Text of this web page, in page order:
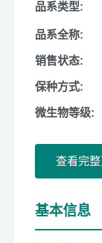
品系类型:
品系全称:
销售状态:
保种方式:
微生物等级:
查看完
基本信息